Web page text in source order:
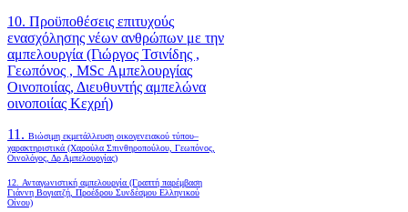
10. Προϋποθέσεις επιτυχούς
ενασχόλησης νέων ανθρώπων με την
αμπελουργία (Γιώργος Τσινίδης ,
Γεωπόνος , MSc Αμπελουργίας
Οινοποιίας, Διευθυντής αμπελώνα
οινοποιίας Κεχρή)
11. Βιώσιμη εκμετάλλευση οικογενειακού τύπου–
χαρακτηριστικά (Χαρούλα Σπινθηροπούλου, Γεωπόνος,
Οινολόγος, Δρ Αμπελουργίας)
12. Ανταγωνιστική αμπελουργία (Γραπτή παρέμβαση
Γιάννη Βογιατζή, Προέδρου Συνδέσμου Ελληνικού
Οίνου)